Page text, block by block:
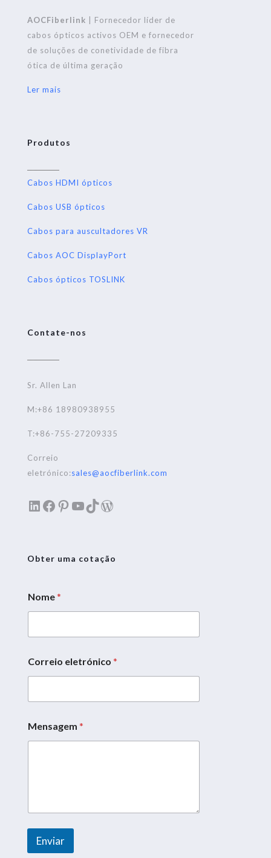
AOCFiberlink | Fornecedor líder de
cabos ópticos activos OEM e fornecedor
de soluções de conetividade de fibra
ótica de última geração
Ler mais
Produtos
Cabos HDMI ópticos
Cabos USB ópticos
Cabos para auscultadores VR
Cabos AOC DisplayPort
Cabos ópticos TOSLINK
Contate-nos
Sr. Allen Lan
M:+86 18980938955
T:+86-755-27209335
Correio
eletrónico:sales@aocfiberlink.com
LinkedIn
Facebook
Pinterest
YouTube
TikTok
WordPress
Obter uma cotação
Nome*
N
o
e
N
Correio eletrónico *
Mensagem *
Enviar